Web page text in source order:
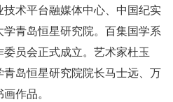
术平台融媒体中心、中国纪实
青岛恒星研究院。百集国学系
员会正式成立。艺术家杜玉
岛恒星研究院院长马士远、万
作品。